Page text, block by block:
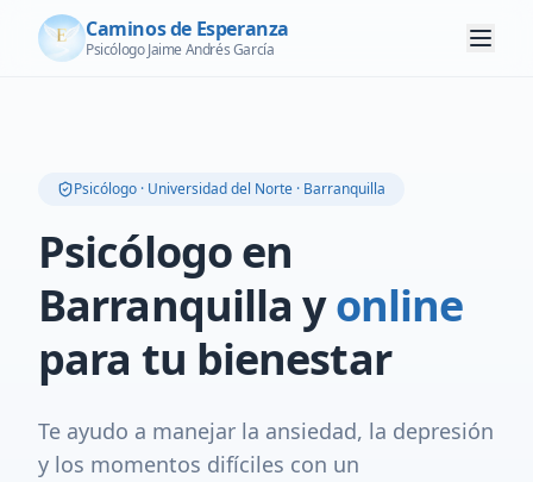
Caminos de Esperanza
Psicólogo Jaime Andrés García
Psicólogo · Universidad del Norte · Barranquilla
Psicólogo en
Barranquilla yonline
para tu bienestar
Te ayudo a manejar la ansiedad, la depresión
y los momentos difíciles con un